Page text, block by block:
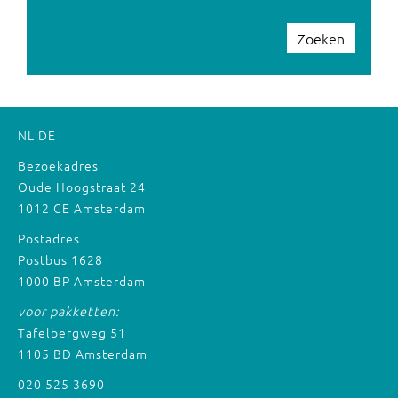
Zoeken
NL DE
Bezoekadres
Oude Hoogstraat 24
1012 CE Amsterdam
Postadres
Postbus 1628
1000 BP Amsterdam
voor pakketten:
Tafelbergweg 51
1105 BD Amsterdam
020 525 3690